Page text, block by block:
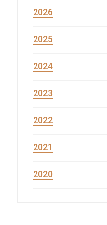
2026
2025
2024
2023
2022
2021
2020